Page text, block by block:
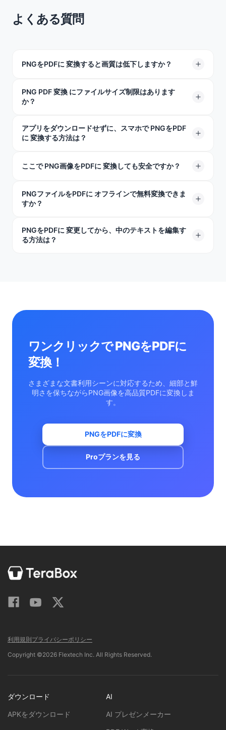
よくある質問
PNGをPDFに 変換すると画質は低下しますか？
全くそんなことはありません。当社は画像の品質を低下
させません。すべてが完全にクリアで読みやすい状態に
PNG PDF 変換 にファイルサイズ制限はあります
か？
PNGは最大100 MBまで対応可能です。最大品質の
10,000×10,000ピクセルの巨大な画像でも十分に処理で
アプリをダウンロードせずに、スマホで PNGをPDF
に 変換する方法は？
モバイルデバイスのSafariまたはChromeで当社のWebサ
して「変換開始」をタップするだけです。プロセス全体
がWebブラウザ内で実行されるため、App Storeにアクセ
ここで PNG画像をPDFに 変換しても安全ですか？
もちろんです。ファイルは完全に暗号化された接続で転
送され、変換が完了すると同時に当社のサーバーから自
認、共有することは決してありません。
PNGファイルをPDFに オフラインで無料変換できま
すか？
このオンラインツールの使用にはインターネット接続が
必要です。無制限の変換をご希望の場合は、この機能に
PNGをPDFに 変更してから、中のテキストを編集す
る方法は？
ワンクリックで PNGをPDFに
変換！
さまざまな文書利用シーンに対応するため、細部と鮮
明さを保ちながらPNG画像を高品質PDFに変換しま
す。
PNGをPDFに変換
Proプランを見る
利用規則プライバシーポリシー
Copyright ©2026 Flextech Inc. All Rights Reserved.
ダウンロード
APKをダウンロード
AI
AI プレゼンメーカー